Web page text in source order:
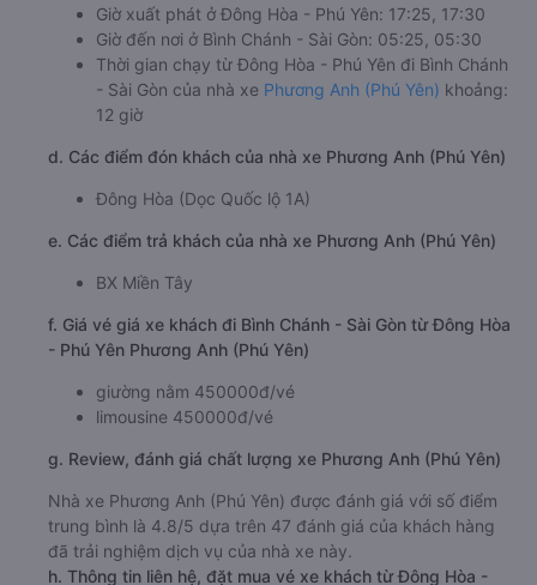
Giờ xuất phát ở Đông Hòa - Phú Yên: 17:25, 17:30
Giờ đến nơi ở Bình Chánh - Sài Gòn: 05:25, 05:30
Thời gian chạy từ Đông Hòa - Phú Yên đi Bình Chánh
- Sài Gòn của nhà xe Phương Anh (Phú Yên) khoảng:
12 giờ
d. Các điểm đón khách của nhà xe Phương Anh (Phú Yên)
Đông Hòa (Dọc Quốc lộ 1A)
e. Các điểm trả khách của nhà xe Phương Anh (Phú Yên)
BX Miền Tây
f. Giá vé giá xe khách đi Bình Chánh - Sài Gòn từ Đông Hòa
- Phú Yên Phương Anh (Phú Yên)
giường nằm 450000đ/vé
limousine 450000đ/vé
g. Review, đánh giá chất lượng xe Phương Anh (Phú Yên)
Nhà xe Phương Anh (Phú Yên) được đánh giá với số điểm
trung bình là 4.8/5 dựa trên 47 đánh giá của khách hàng
đã trải nghiệm dịch vụ của nhà xe này.
h. Thông tin liên hệ, đặt mua vé xe khách từ Đông Hòa -